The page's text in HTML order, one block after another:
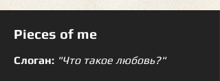
Pieces of me
Слоган: "Что такое любовь?"